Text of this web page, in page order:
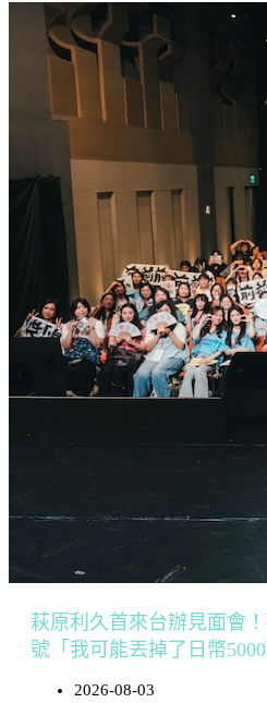
萩原利久首來台辦見面會
號「我可能丟掉了日幣5000
2026-08-03